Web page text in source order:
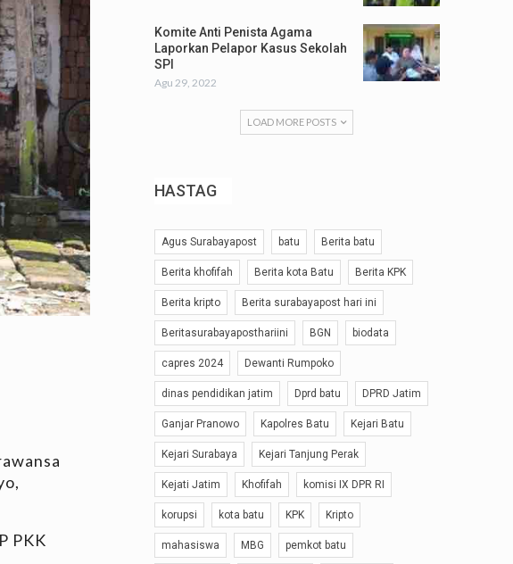
PKK
Komite Anti Penista Agama
Laporkan Pelapor Kasus Sekolah
SPI
Agu 29, 2022
LOAD MORE POSTS
HASTAG
Agus Surabayapost batu Berita batu
Berita khofifah Berita kota Batu Berita KPK
Berita kripto Berita surabayapost hari ini
Beritasurabayaposthariini BGN biodata
capres 2024 Dewanti Rumpoko
dinas pendidikan jatim Dprd batu DPRD Jatim
Ganjar Pranowo Kapolres Batu Kejari Batu
Kejari Surabaya Kejari Tanjung Perak
Kejati Jatim Khofifah komisi IX DPR RI
korupsi kota batu KPK Kripto
mahasiswa MBG pemkot batu